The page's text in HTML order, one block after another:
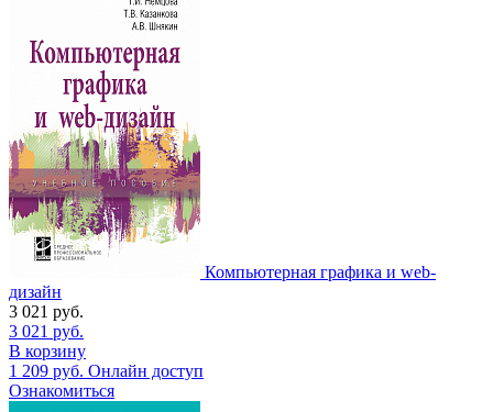
Компьютерная графика и web-
дизайн
3 021 руб.
3 021 руб.
В корзину
1 209 руб. Онлайн доступ
Ознакомиться